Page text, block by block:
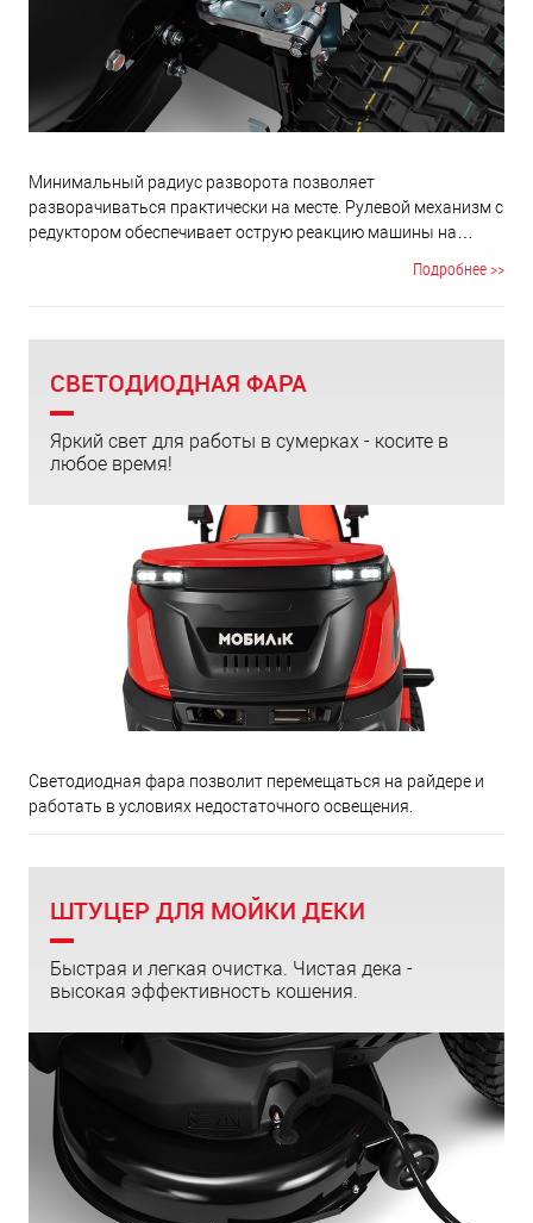
Минимальный радиус разворота позволяет
разворачиваться практически на месте. Рулевой механизм c
редуктором обеспечивает острую реакцию машины на
Подробнее >>
СВЕТОДИОДНАЯ ФАРА
Яркий свет для работы в сумерках - косите в
любое время!
Светодиодная фара позволит перемещаться на райдере и
работать в условиях недостаточного освещения.
ШТУЦЕР ДЛЯ МОЙКИ ДЕКИ
Быстрая и легкая очистка. Чистая дека -
высокая эффективность кошения.